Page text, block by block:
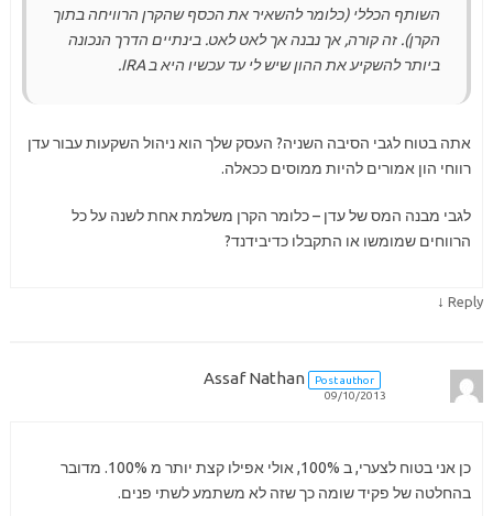
השותף הכללי (כלומר להשאיר את הכסף שהקרן הרוויחה בתוך
הקרן). זה קורה, אך נבנה אך לאט לאט. בינתיים הדרך הנכונה
ביותר להשקיע את ההון שיש לי עד עכשיו היא ב IRA.
אתה בטוח לגבי הסיבה השניה? העסק שלך הוא ניהול השקעות עבור עדן
רווחי הון אמורים להיות ממוסים ככאלה.
לגבי מבנה המס של עדן – כלומר הקרן משלמת אחת לשנה על כל
הרווחים שמומשו או התקבלו כדיבידנד?
Reply
↓
Assaf Nathan
Post author
09/10/2013
כן אני בטוח לצערי, ב 100%, אולי אפילו קצת יותר מ 100%. מדובר
בהחלטה של פקיד שומה כך שזה לא משתמע לשתי פנים.